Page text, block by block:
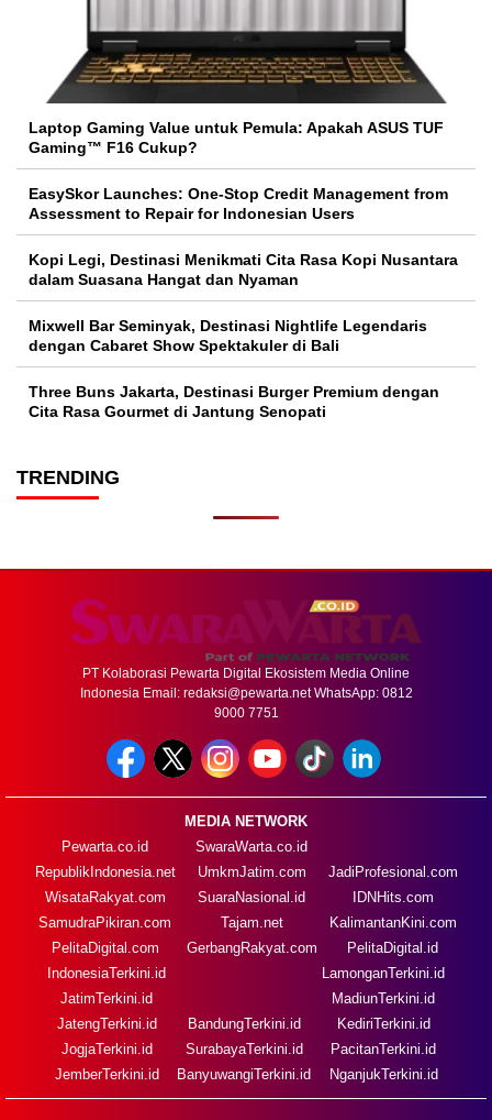
Laptop Gaming Value untuk Pemula: Apakah ASUS TUF
Gaming™ F16 Cukup?
EasySkor Launches: One-Stop Credit Management from
Assessment to Repair for Indonesian Users
Kopi Legi, Destinasi Menikmati Cita Rasa Kopi Nusantara
dalam Suasana Hangat dan Nyaman
Mixwell Bar Seminyak, Destinasi Nightlife Legendaris
dengan Cabaret Show Spektakuler di Bali
Three Buns Jakarta, Destinasi Burger Premium dengan
Cita Rasa Gourmet di Jantung Senopati
TRENDING
PT Kolaborasi Pewarta Digital Ekosistem Media Online
Indonesia Email: redaksi@pewarta.netWhatsApp: 0812
9000 7751
MEDIA NETWORK
Pewarta.co.id
RepublikIndonesia.net
WisataRakyat.com
SamudraPikiran.com
PelitaDigital.com
SwaraWarta.co.id
UmkmJatim.com
SuaraNasional.id
Tajam.net
GerbangRakyat.com
JadiProfesional.com
IDNHits.com
KalimantanKini.com
PelitaDigital.id
IndonesiaTerkini.id
JatimTerkini.id
JatengTerkini.id
JogjaTerkini.id
JemberTerkini.id
BandungTerkini.id
SurabayaTerkini.id
BanyuwangiTerkini.id
LamonganTerkini.id
MadiunTerkini.id
KediriTerkini.id
PacitanTerkini.id
NganjukTerkini.id